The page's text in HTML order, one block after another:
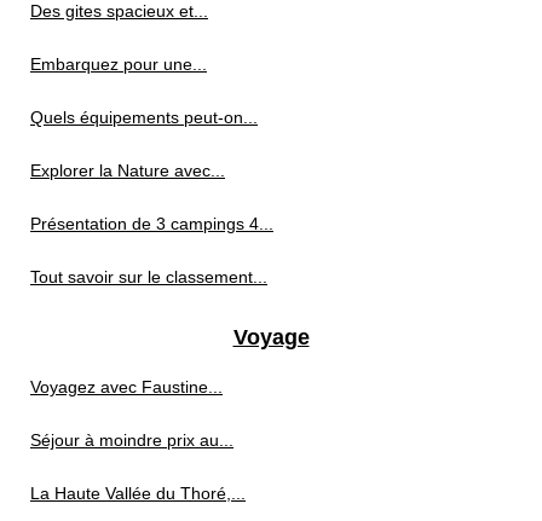
Des gites spacieux et...
Embarquez pour une...
Quels équipements peut-on...
Explorer la Nature avec...
Présentation de 3 campings 4...
Tout savoir sur le classement...
Voyage
Voyagez avec Faustine...
Séjour à moindre prix au...
La Haute Vallée du Thoré,...